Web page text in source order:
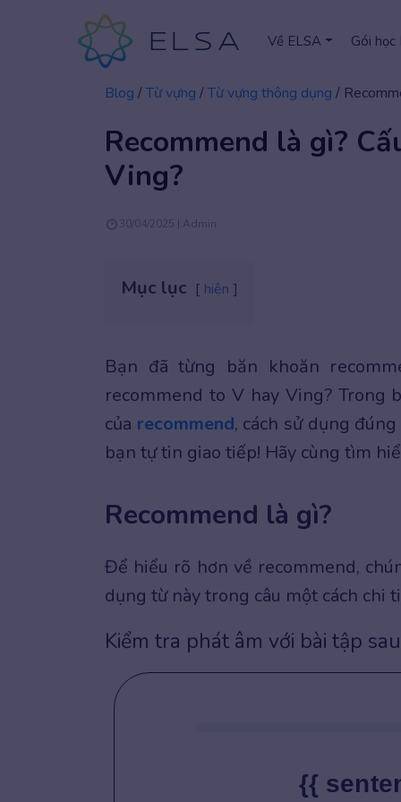
Về ELSA Gói học
Blog /Từ vựng /Từ vựng thông dụng /
Recommend là gì?
Ving?
30/04/2025 | Admin
Mục lục hiện
Bạn đã từng băn khoăn
recommend to V hay Ving? Trong
của recommend, cách sử dụng
bạn tự tin giao tiếp! Hãy cùng tìm
Recommend là gì?
Để hiểu rõ hơn về recommend,
dụng từ này trong câu một cách chi
Kiểm tra phát âm với bài tập
{{